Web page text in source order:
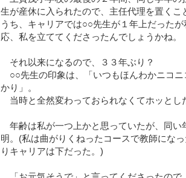
生が産休に入られたので、主任代理を置くこ
うち、キャリアでは○○先生が１年上だった
応、私を立ててくださったんでしょうかね。
それ以来になるので、３３年ぶり？
○○先生の印象は、「いつもほんわかニコニ
かり」。
当時と全然変わっておられなくてホッとし
年齢は私が一つ上かと思っていたが、同い
明。(私は曲がりくねったコースで教師にな
りキャリアは下だった。)